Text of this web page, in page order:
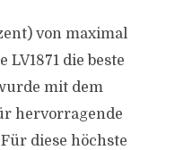
von maximal
die beste
mit dem
hervorragende
diese höchste